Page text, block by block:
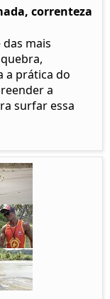
correnteza
das mais
a prática do
a
surfar essa